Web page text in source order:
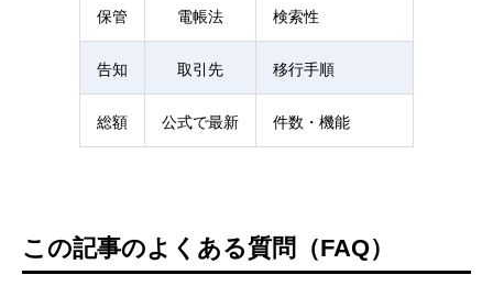
保管 電帳法 検索性
告知 取引先 移行手順
総額 公式で最新 件数・機能
この記事のよくある質問（FAQ）